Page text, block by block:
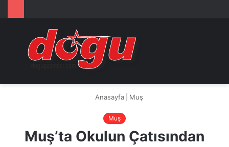
Arama
...
Anasayfa Muş
Muş
Muş’ta Okulun Çatısından